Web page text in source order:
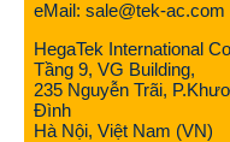
eMail: sale@tek-ac.com
HegaTek International
Tầng 9, VG Building,
235 Nguyễn Trãi,
Đình
Hà Nội, Việt Nam (VN)